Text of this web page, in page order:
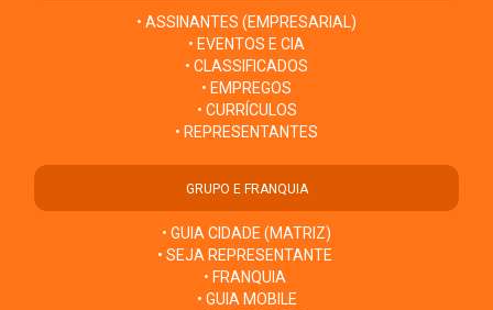
• ASSINANTES (EMPRESARIAL)
• EVENTOS E CIA
• CLASSIFICADOS
• EMPREGOS
• CURRÍCULOS
• REPRESENTANTES
GRUPO E FRANQUIA
• GUIA CIDADE (MATRIZ)
• SEJA REPRESENTANTE
• FRANQUIA
• GUIA MOBILE